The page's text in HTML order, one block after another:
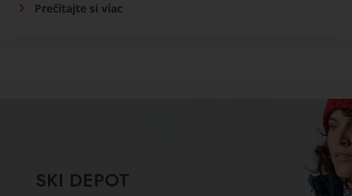
Prečítajte si viac
SKI DEPOT